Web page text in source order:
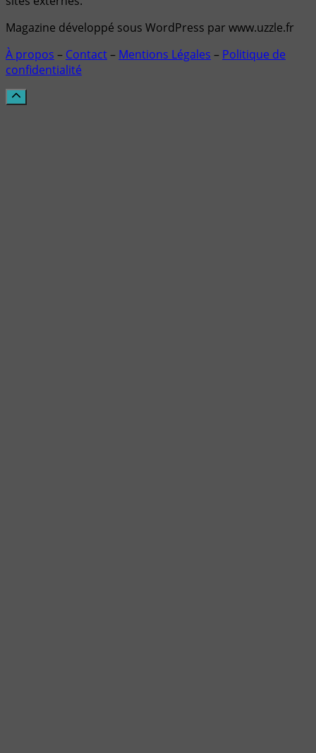
Magazine développé sous WordPress par www.uzzle.fr
À propos – Contact– Mentions Légales – Politique de
confidentialité